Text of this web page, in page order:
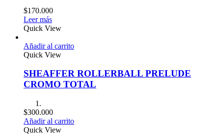
$170.000
Leer más
Quick View
Añadir al carrito
Quick View
SHEAFFER ROLLERBALL PRELUDE
CROMO TOTAL
$300.000
Añadir al carrito
Quick View